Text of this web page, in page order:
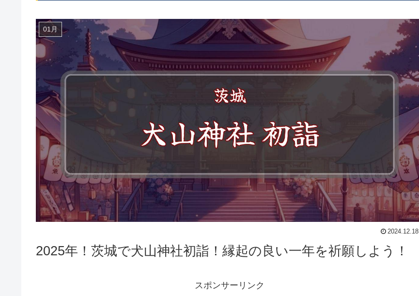
01月
2024.12.18
2025年！茨城で犬山神社初詣！縁起の良い一年を祈願しよう！
スポンサーリンク